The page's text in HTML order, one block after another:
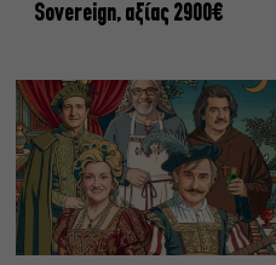
Sovereign, αξίας 2900€